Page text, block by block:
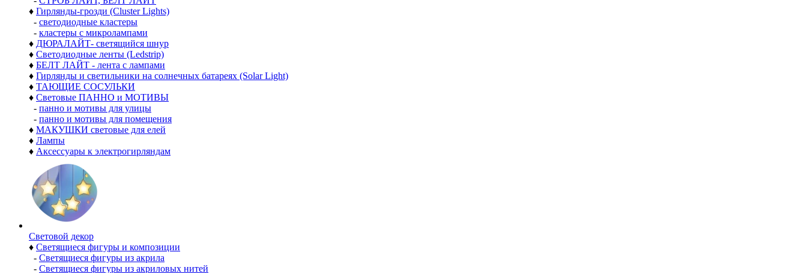
♦ Гирлянды-грозди (Cluster Lights)
- светодиодные кластеры
- кластеры с микролампами
♦ ДЮРАЛАЙТ- светящийся шнур
♦ Светодиодные ленты (Ledstrip)
♦ БЕЛТ ЛАЙТ - лента с лампами
♦ Гирлянды и светильники на солнечных батареях (Solar Light)
♦ ТАЮЩИЕ СОСУЛЬКИ
♦ Световые ПАННО и МОТИВЫ
- панно и мотивы для улицы
- панно и мотивы для помещения
♦ МАКУШКИ световые для елей
♦ Лампы
♦ Аксессуары к электрогирляндам
Световой декор
♦ Светящиеся фигуры и композиции
- Светящиеся фигуры из акрила
- Светящиеся фигуры из акриловых нитей